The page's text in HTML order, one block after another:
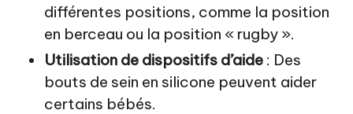
différentes positions, comme la position
en berceau ou la position « rugby ».
Utilisation de dispositifs d’aide : Des
bouts de sein en silicone peuvent aider
certains bébés.